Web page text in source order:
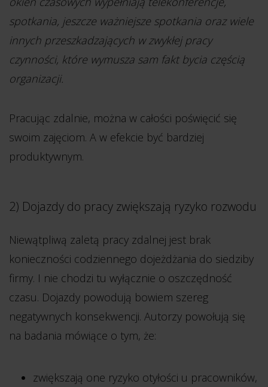
spotkania, jeszcze ważniejsze spotkania oraz wiele
innych przeszkadzających w zwykłej pracy
czynności, które wymusza sam fakt bycia częścią
organizacji.
Pracując zdalnie, można w całości poświęcić się
swoim zajęciom. A w efekcie być bardziej
produktywnym.
2) Dojazdy do pracy zwiększają ryzyko rozwodu
Niewątpliwą zaletą pracy zdalnej jest brak
konieczności codziennego dojeżdżania do siedziby
firmy. I nie chodzi tu wyłącznie o oszczędność
czasu. Dojazdy powodują bowiem szereg
negatywnych konsekwencji. Autorzy powołują się
na badania mówiące o tym, że:
zwiększają one ryzyko otyłości u pracowników,